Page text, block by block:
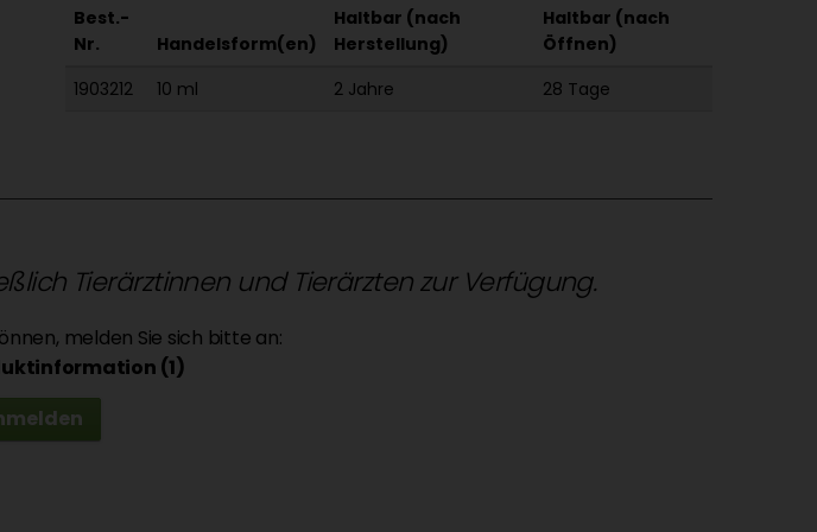
Best.-
Nr.
Handelsform(en)
Haltbar (nach
Herstellung)
Haltbar (nach
Öffnen)
1903212
10 ml 2 Jahre 28 Tage
Tierärztinnen und Tierärzten zur Verfügung.
melden Sie sich bitte an:
(1)